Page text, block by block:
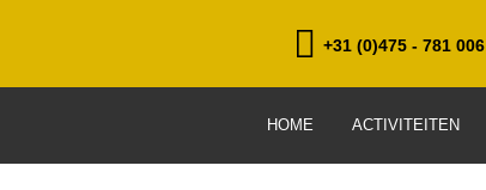
+31 (0)475 - 781 006
HOME ACTIVITEITEN